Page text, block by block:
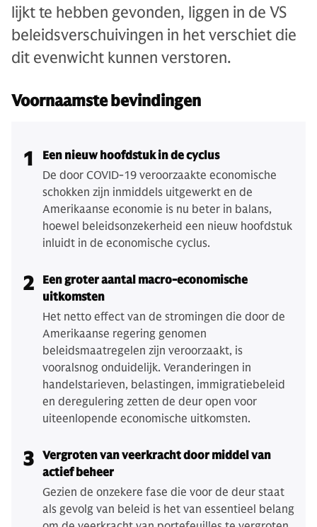
lijkt te hebben gevonden, liggen in de VS
beleidsverschuivingen in het verschiet die
dit evenwicht kunnen verstoren.
Voornaamste bevindingen
1
Een nieuw hoofdstuk in de cyclus
De door COVID-19 veroorzaakte economische
schokken zijn inmiddels uitgewerkt en de
Amerikaanse economie is nu beter in balans,
hoewel beleidsonzekerheid een nieuw hoofdstuk
inluidt in de economische cyclus.
2
Een groter aantal macro-economische
uitkomsten
Het netto effect van de stromingen die door de
Amerikaanse regering genomen
beleidsmaatregelen zijn veroorzaakt, is
vooralsnog onduidelijk. Veranderingen in
handelstarieven, belastingen, immigratiebeleid
en deregulering zetten de deur open voor
uiteenlopende economische uitkomsten.
3 Vergroten van veerkracht door middel van
actief beheer
Gezien de onzekere fase die voor de deur staat
als gevolg van beleid is het van essentieel belang